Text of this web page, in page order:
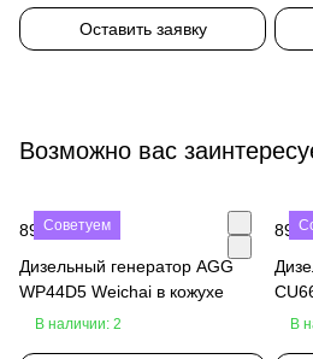
Оставить заявку
Возможно вас
Советуем
890 000 ₽
Дизельный генератор AGG
WP44D5 Weichai в кожухе
В наличии: 2
890
В